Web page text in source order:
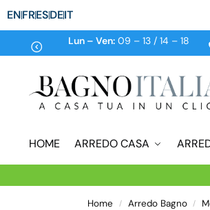
ENFRESDEIT
Lun – Ven:09 – 13 / 14 – 18
HOME ARREDO CASA
Home / Arredo Bagno /